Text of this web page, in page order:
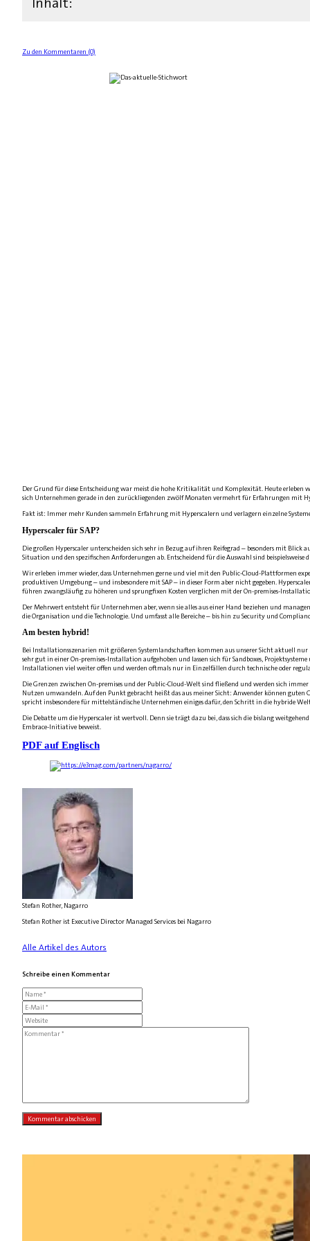
Zu den Kommentaren (0)
Der Grund für diese Entscheidung war meist die hohe Kritikalität und Komplexität. Heute
sich Unternehmen gerade in den zurückliegenden zwölf Monaten vermehrt für Erfahrungen mit
Fakt ist: Immer mehr Kunden sammeln Erfahrung mit Hyperscalern und verlagern einzelne
Hyperscaler für SAP?
Die großen Hyperscaler unterscheiden sich sehr in Bezug auf ihren Reifegrad – besonders mit
Situation und den spezifischen Anforderungen ab. Entscheidend für die Auswahl sind
Wir erleben immer wieder, dass Unter­nehmen gerne und viel mit den Public-­Cloud-Plattformen
produktiven Umgebung – und insbesondere mit SAP – in dieser Form aber nicht gegeben.
führen zwangsläufig zu höheren und sprungfixen Kosten verglichen mit der On-premises-
Der Mehrwert entsteht für Unternehmen aber, wenn sie alles aus einer Hand beziehen und
die Organisation und die Technologie. Und umfasst alle Bereiche – bis hin zu Security und
Am besten hybrid!
Bei Installationsszenarien mit größeren Systemlandschaften kommen aus unserer Sicht aktuell
sehr gut in einer On-premises-Installation aufgehoben und lassen sich für Sandboxes,
Installationen viel weiter offen und werden oftmals nur in Einzelfällen durch technische oder
Die Grenzen zwischen On-premises und der Public-Cloud-Welt sind fließend und werden sich
Nutzen umwandeln. Auf den Punkt gebracht heißt das aus meiner Sicht: Anwender können guten
spricht insbesondere für mittelständische Unternehmen einiges dafür, den Schritt in die hybride
Die Debatte um die Hyperscaler ist wertvoll. Denn sie trägt dazu bei, dass sich die bislang
Embrace-Initiative beweist.
PDF auf Englisch
Stefan Rother, Nagarro
Stefan Rother ist Executive Director Managed Services bei Nagarro
Alle Artikel des Autors
Schreibe einen Kommentar